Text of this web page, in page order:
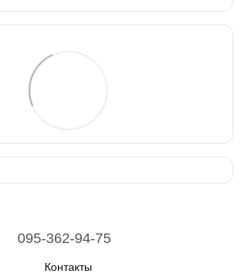
095-362-94-75
Контакты